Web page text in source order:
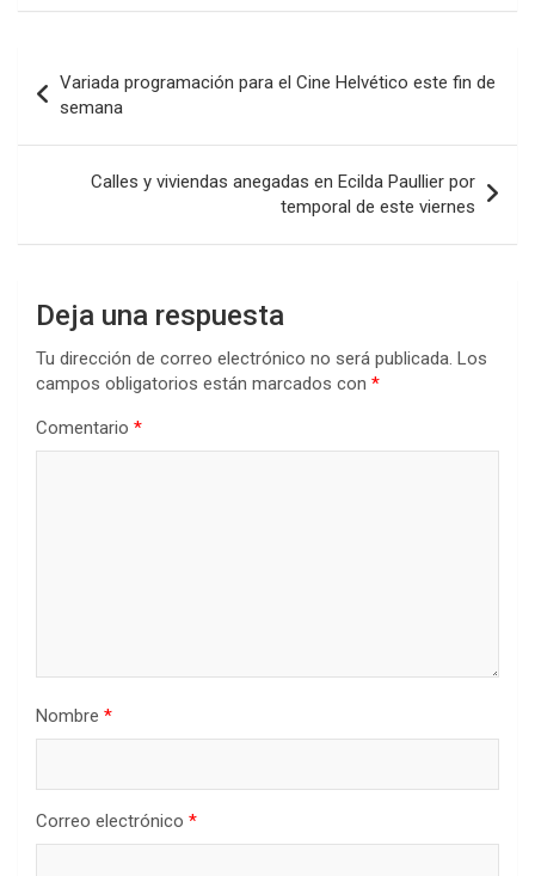
ce
o
o
k
tt at
A
p
p
ke
n
m
ar
tir
de
entradas
Variada programación para el Cine Helvético este fin de
semana
Calles y viviendas anegadas en Ecilda Paullier por
temporal de este viernes
Deja una respuesta
Tu dirección de correo electrónico no será publicada. Los
campos obligatorios están marcados con *
Comentario *
Nombre *
Correo electrónico *